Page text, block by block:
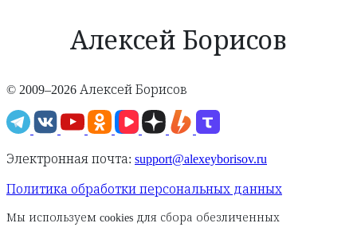
Алексей Борисов
© 2009–2026 Алексей Борисов
Электронная почта: support@alexeyborisov.ru
Политика обработки персональных данных
Мы используем cookies для сбора обезличенных